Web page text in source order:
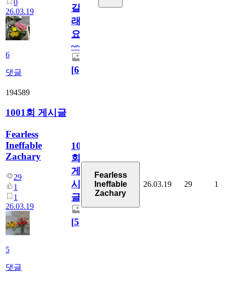
0
26.03.19
6
댓글
갈
래
요
~~
[6]
194589
1001회 게시글
Fearless
Ineffable
Zachary
29
1
1
26.03.19
5
댓글
1001
회
게
시
글
[5]
Fearless
Ineffable
Zachary
26.03.19 29 1